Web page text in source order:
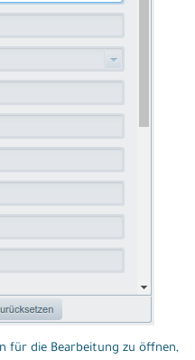
für die Bearbeitung zu öffnen,